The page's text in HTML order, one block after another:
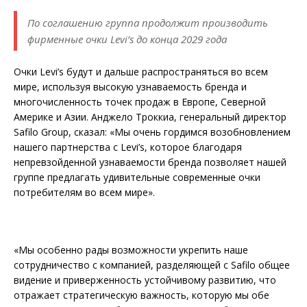
По соглашению группа продолжит производить
фирменные очки Levi’s до конца 2029 года
Очки Levi’s будут и дальше распространяться во всем
мире, используя высокую узнаваемость бренда и
многочисленность точек продаж в Европе, Северной
Америке и Азии. Анджело Троккиа, генеральный директор
Safilo Group, сказал: «Мы очень гордимся возобновлением
нашего партнерства с Levi’s, которое благодаря
непревзойденной узнаваемости бренда позволяет нашей
группе предлагать удивительные современные очки
потребителям во всем мире».
«Мы особенно рады возможности укрепить наше
сотрудничество с компанией, разделяющей с Safilo общее
видение и приверженность устойчивому развитию, что
отражает стратегическую важность, которую мы обе